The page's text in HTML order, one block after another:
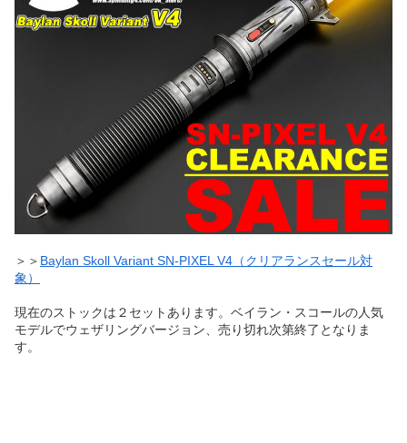
＞＞ Baylan Skoll Variant SN-PIXEL V4（クリアランスセール対
象）
現在のストックは２セットあります。ベイラン・スコールの人気
モデルでウェザリングバージョン、売り切れ次第終了となりま
す。